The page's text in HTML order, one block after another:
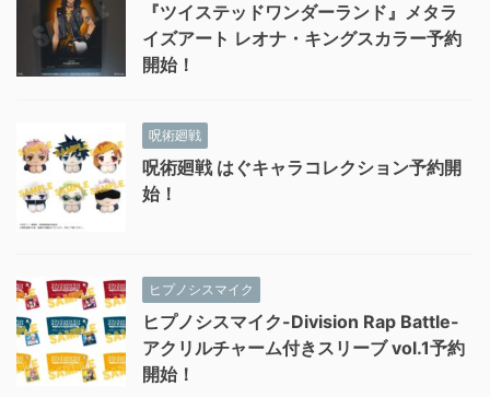
『ツイステッドワンダーランド』メタラ
イズアート レオナ・キングスカラー予約
開始！
呪術廻戦
呪術廻戦 はぐキャラコレクション予約開
始！
ヒプノシスマイク
ヒプノシスマイク-Division Rap Battle-
アクリルチャーム付きスリーブ vol.1予約
開始！